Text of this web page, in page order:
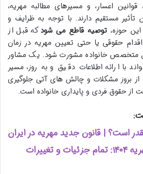
اعسار، و مسیرهای مطالبه مهریه،
مستقیم دارند. با توجه به ظرایف و
حوزه،توصیه قاطع می شودکه قبل از
حقوقی یا حتی تعیین مهریه در زمان
متخصص خانواده مشورت شود. یک مشاور
با ارائه اطلاعات دقیق و به روز، مسیر
بروز مشکلات و چالش های آتی جلوگیری
از حقوق فردی و پایداری خانواده است.
است؟ | قانون جدید مهریه در ایران
قانون جدید مهریه ۱۴۰۴: تمام جزئیات و تغییرات